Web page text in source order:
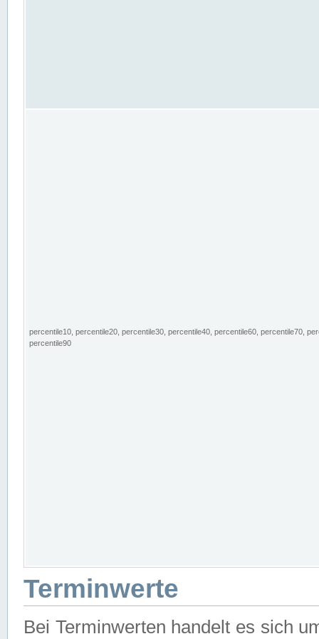
percentile10, percentile20, percentile30, percentile40, percentile60, percentile70,
percentile90
Terminwerte
Bei Terminwerten handelt es sich